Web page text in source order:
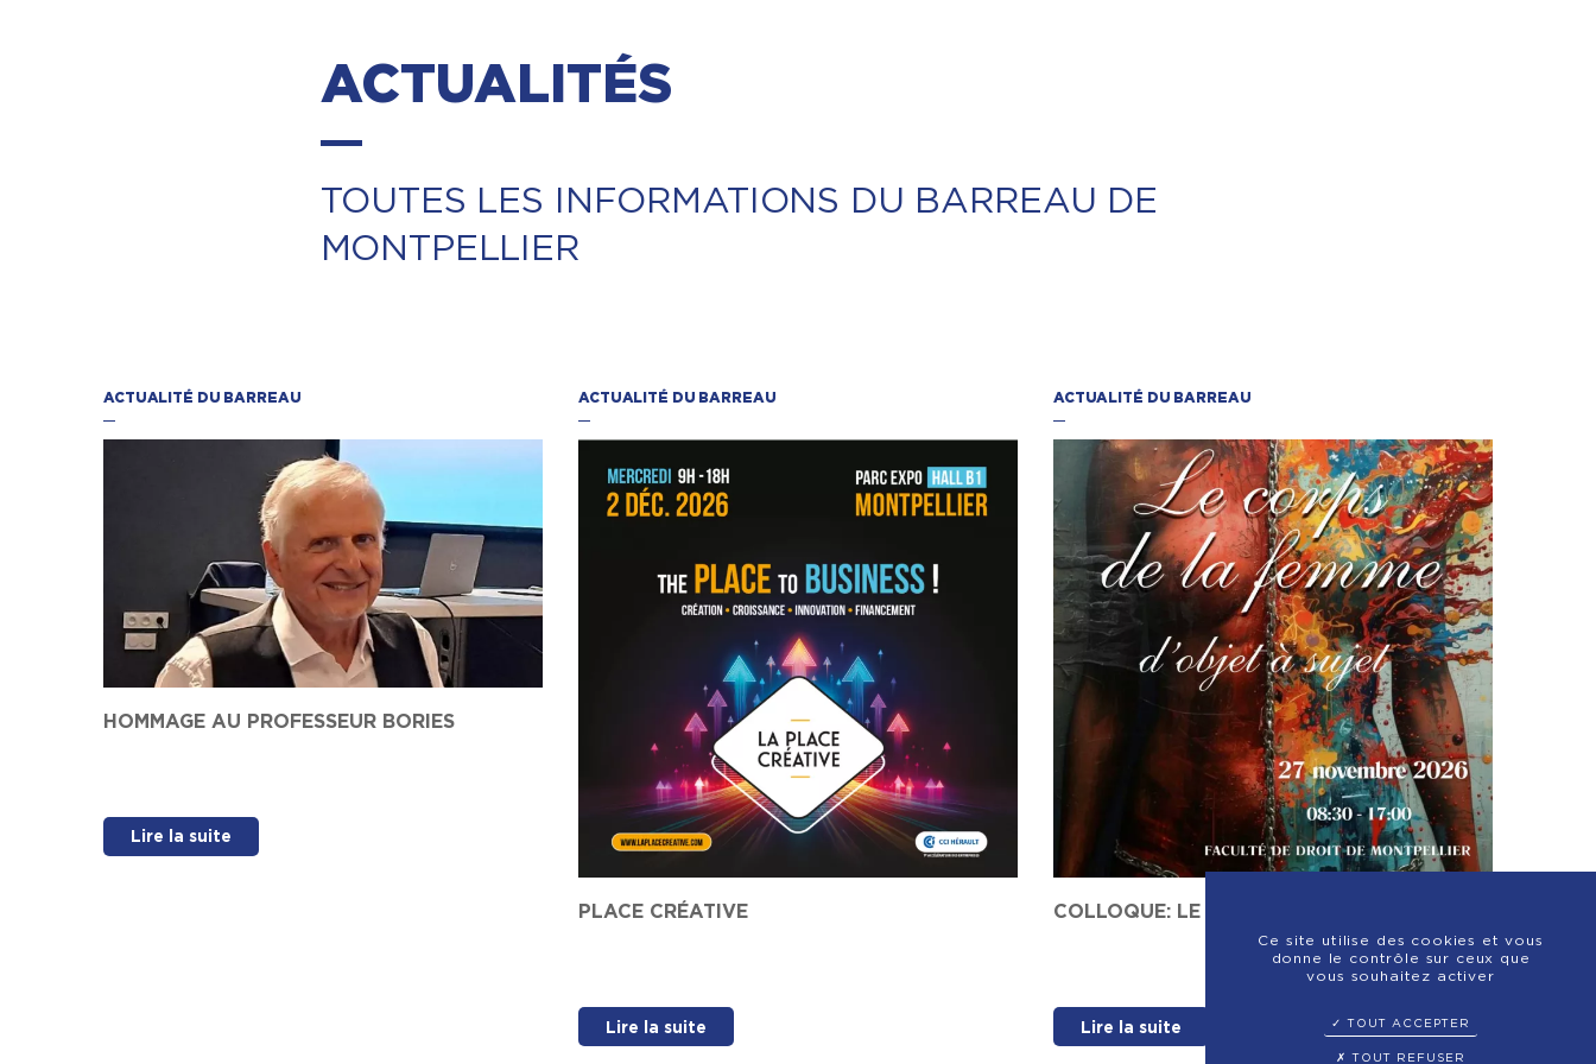
ACTUALITÉS
TOUTES LES INFORMATIONS DU BARREAU DE
MONTPELLIER
ACTUALITÉ DU BARREAU
HOMMAGE AU PROFESSEUR BORIES
Lire la suite
ACTUALITÉ DU BARREAU
PLACE CRÉATIVE
Lire la suite
ACTUALITÉ DU BARREAU
COLLOQUE: LE CORPS DE LA FEMME
Lire la suite
Ce site utilise des cookies et vous
donne le contrôle sur ceux que
vous souhaitez activer
TOUT ACCEPTER
TOUT REFUSER